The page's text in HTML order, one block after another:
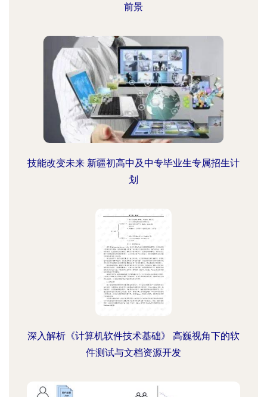
前景
技能改变未来 新疆初高中及中专毕业生专属招生计
划
深入解析《计算机软件技术基础》 高巍视角下的软
件测试与文档资源开发